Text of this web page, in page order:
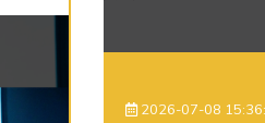
2026-07-08